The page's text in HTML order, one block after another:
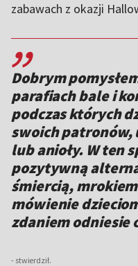
zabawach z okazji
,,
Dobrym
parafiach bale i
podczas których
swoich
lub anioły. W ten
pozytywną
śmiercią,
mówienie
zdaniem
- stwierdził.